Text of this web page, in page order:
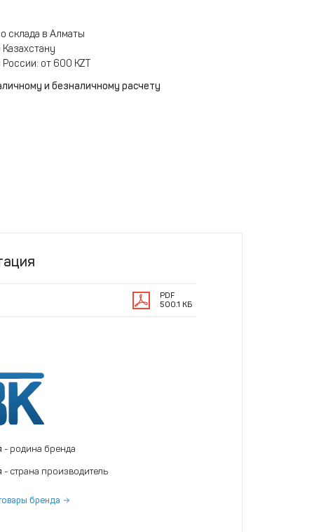
склада в Алматы
Казахстану
России: от 600 KZT
и безналичному расчету
PDF
500.1 КБ
- родина бренда
- страна производитель
бренда